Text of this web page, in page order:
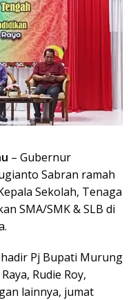
– Gubernur
Sabran ramah
Sekolah, Tenaga
SMA/SMK & SLB di
Pj Bupati Murung
Rudie Roy,
lainnya, jumat